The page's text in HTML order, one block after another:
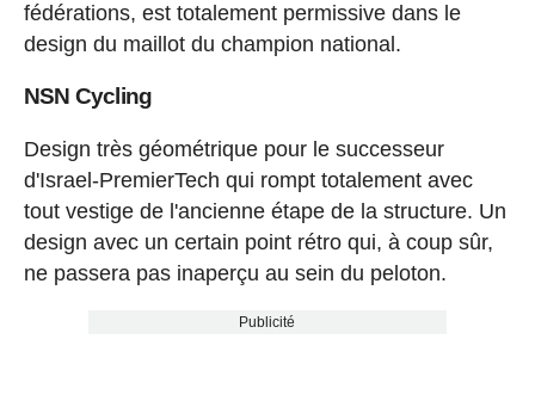
fédérations, est totalement permissive dans le
design du maillot du champion national.
NSN Cycling
Design très géométrique pour le successeur
d'Israel-PremierTech qui rompt totalement avec
tout vestige de l'ancienne étape de la structure. Un
design avec un certain point rétro qui, à coup sûr,
ne passera pas inaperçu au sein du peloton.
Publicité